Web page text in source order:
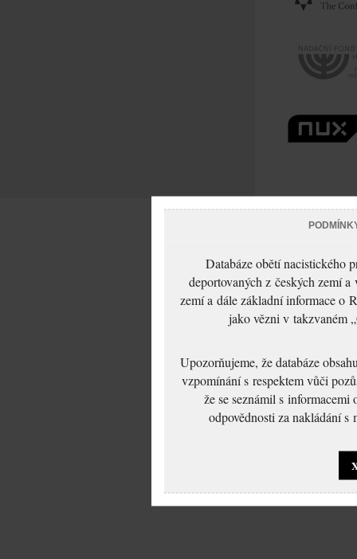
Databáze obětí nacistického
deportovaných z českých zemí
zemí a dále základní informace o
jako vězni v takzvaném
Upozorňujeme, že databáze
vzpomínání s respektem vůči
že se seznámil s
odpovědnosti za nakládání